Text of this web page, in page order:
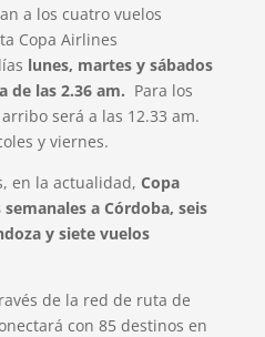
a los cuatro vuelos
Copa Airlines
lunes, martes y sábados
de las 2.36 am. Para los
será a las 12.33 am.
y viernes.
en la actualidad, Copa
a Córdoba, seis
y siete vuelos
de la red de ruta de
con 85 destinos en